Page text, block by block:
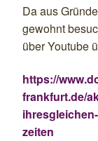
Da aus
gewohnt
über Youtube
https://
frankfurt.de/
zeiten